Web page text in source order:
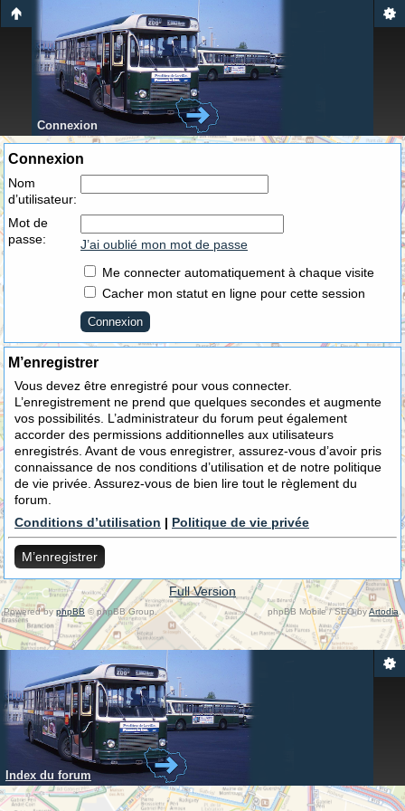
Connexion
Connexion
Nom
d’utilisateur:
Mot de
passe:
J’ai oublié mon mot de passe
Me connecter automatiquement à chaque visite
Cacher mon statut en ligne pour cette session
M’enregistrer
Vous devez être enregistré pour vous connecter.
L’enregistrement ne prend que quelques secondes et augmente
vos possibilités. L’administrateur du forum peut également
accorder des permissions additionnelles aux utilisateurs
enregistrés. Avant de vous enregistrer, assurez-vous d’avoir pris
connaissance de nos conditions d’utilisation et de notre politique
de vie privée. Assurez-vous de bien lire tout le règlement du
forum.
Conditions d’utilisation | Politique de vie privée
M’enregistrer
Full Version
Powered byphpBB © phpBB Group. phpBB Mobile / SEO byArtodia .
Index du forum